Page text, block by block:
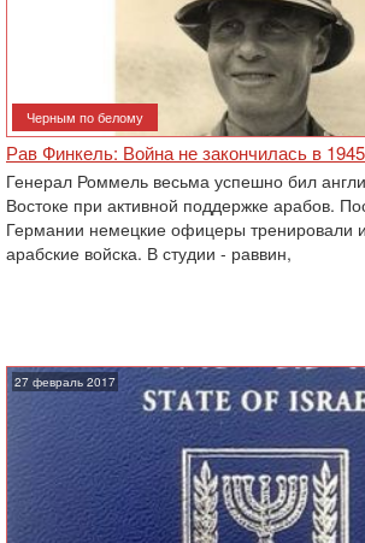
Черным по белому
Рав Финкель: Война не закончилась в
Генерал Роммель весьма успешно бил
Востоке при активной поддержке арабов.
Германии немецкие офицеры тренировали
арабские войска. В студии - раввин,
27 февраль 2017